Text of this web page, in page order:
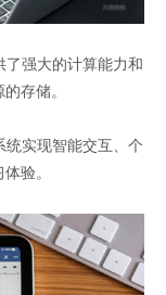
强大的计算能力和
存储。
统实现智能交互、个
验。